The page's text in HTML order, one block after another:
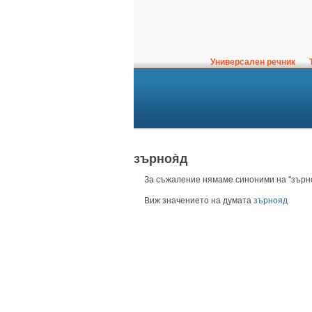
Универсален речник
зърноя̀д
За съжаление нямаме синоними на
Виж значението на думата зърнояд